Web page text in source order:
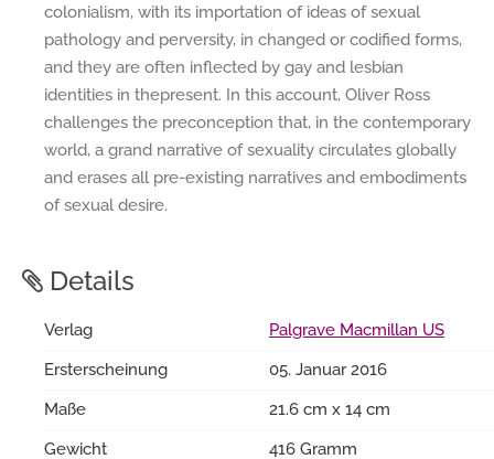
colonialism, with its importation of ideas of sexual
pathology and perversity, in changed or codified forms,
and they are often inflected by gay and lesbian
identities in thepresent. In this account, Oliver Ross
challenges the preconception that, in the contemporary
world, a grand narrative of sexuality circulates globally
and erases all pre-existing narratives and embodiments
of sexual desire.
Details
Verlag
Palgrave Macmillan US
Ersterscheinung
05. Januar 2016
Maße
21.6 cm x 14 cm
Gewicht
416 Gramm